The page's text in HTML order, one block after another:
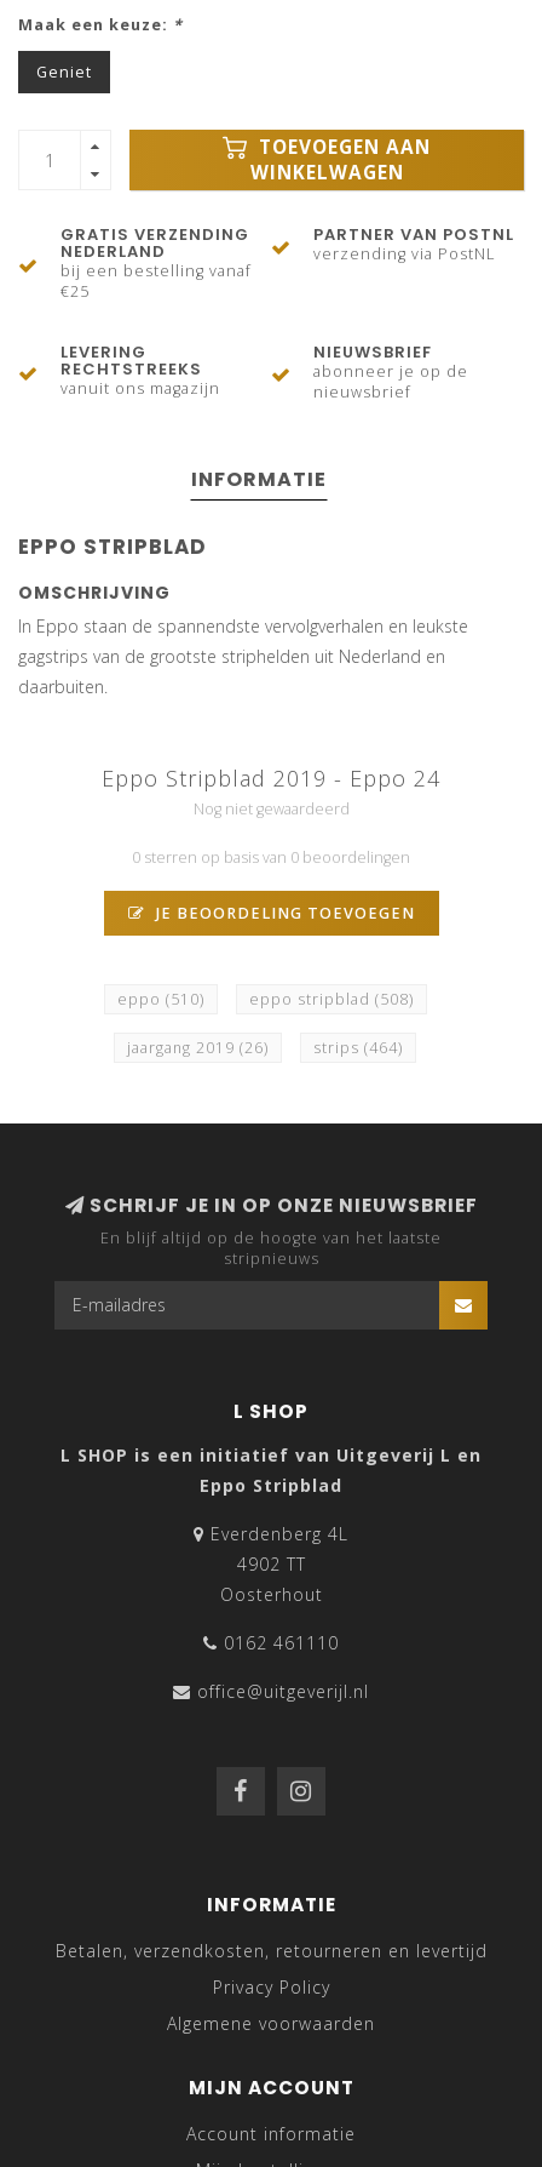
Maak een keuze: *
Geniet
TOEVOEGEN AAN
WINKELWAGEN
GRATIS VERZENDING
NEDERLAND
bij een bestelling vanaf
€25
PARTNER VAN POSTNL
verzending via PostNL
LEVERING
RECHTSTREEKS
vanuit ons magazijn
NIEUWSBRIEF
abonneer je op de
nieuwsbrief
INFORMATIE
EPPO STRIPBLAD
OMSCHRIJVING
In Eppo staan de spannendste vervolgverhalen en leukste
gagstrips van de grootste striphelden uit Nederland en
daarbuiten.
Eppo Stripblad 2019 - Eppo 24
Nog niet gewaardeerd
0 sterren op basis van 0 beoordelingen
JE BEOORDELING TOEVOEGEN
eppo (510) eppo stripblad (508)
jaargang 2019 (26) strips (464)
SCHRIJF JE IN OP ONZE NIEUWSBRIEF
En blijf altijd op de hoogte van het laatste
stripnieuws
L SHOP
L SHOP is een initiatief van Uitgeverij L en
Eppo Stripblad
Everdenberg 4L
4902 TT
Oosterhout
0162 461110
office@uitgeverijl.nl
INFORMATIE
Betalen, verzendkosten, retourneren en levertijd
Privacy Policy
Algemene voorwaarden
MIJN ACCOUNT
Account informatie